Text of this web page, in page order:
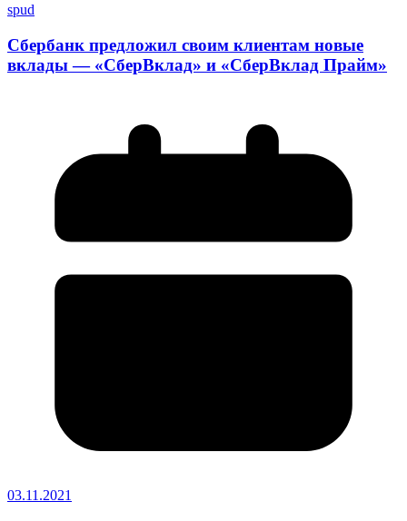
spud
Сбербанк предложил своим клиентам новые
вклады — «СберВклад» и «СберВклад Прайм»
03.11.2021